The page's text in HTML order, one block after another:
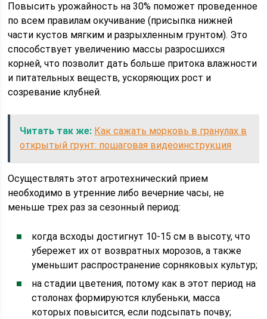
Повысить урожайность на 30% поможет проведенное
по всем правилам окучивание (присыпка нижней
части кустов мягким и разрыхленным грунтом). Это
способствует увеличению массы разросшихся
корней, что позволит дать больше притока влажности
и питательных веществ, ускоряющих рост и
созревание клубней.
Читать так же: Как сажать морковь в гранулах в
открытый грунт: пошаговая видеоинструкция
Осуществлять этот агротехнический прием
необходимо в утренние либо вечерние часы, не
меньше трех раз за сезонный период:
когда всходы достигнут 10-15 см в высоту, что
убережет их от возвратных морозов, а также
уменьшит распространение сорняковых культур;
на стадии цветения, потому как в этот период на
столонах формируются клубеньки, масса
которых повысится, если подсыпать почву;